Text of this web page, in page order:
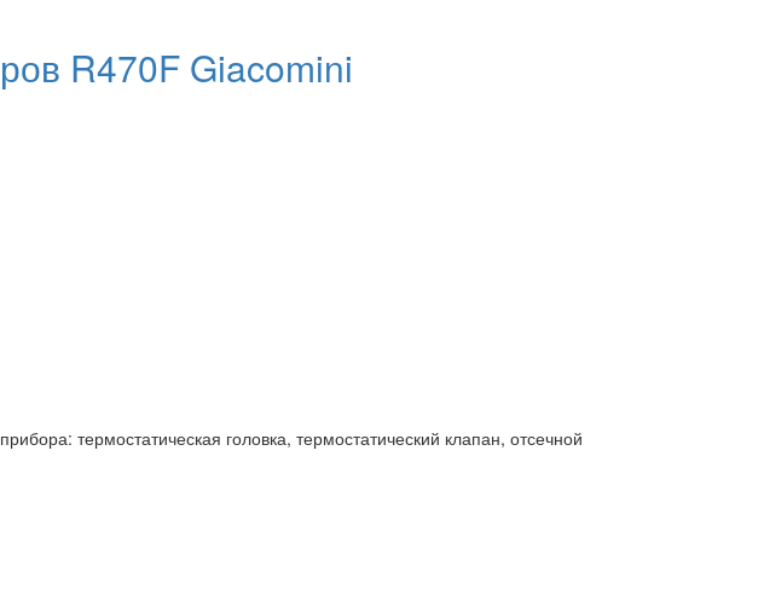
R470F Giacomini
термостатическая головка, термостатический клапан, отсечной